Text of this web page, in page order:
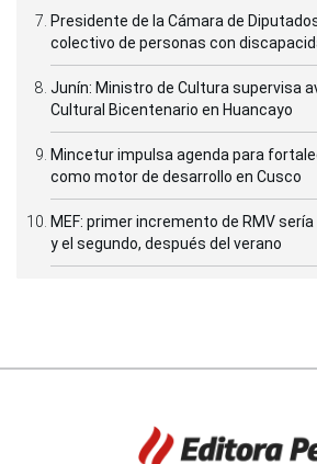
Presidente de la Cámara de
colectivo de personas con
Junín: Ministro de Cultura supervisa
Cultural Bicentenario en Huancayo
Mincetur impulsa agenda para
como motor de desarrollo en Cusco
MEF: primer incremento de RMV
y el segundo, después del verano